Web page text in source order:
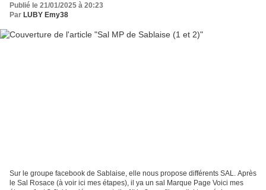
Publié le 21/01/2025 à 20:23
Par LUBY Emy38
Sur le groupe facebook de Sablaise, elle nous propose différents SAL. Après
le Sal Rosace (à voir ici mes étapes), il ya un sal Marque Page Voici mes